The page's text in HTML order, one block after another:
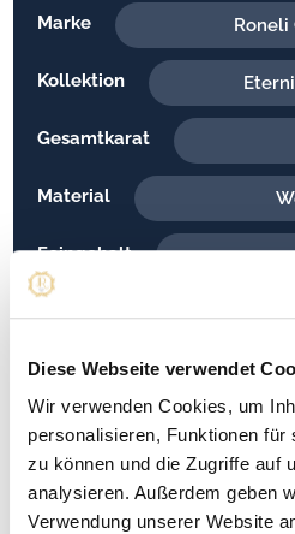
Diese Webseite verwendet
Wir verwenden Cookies, um
personalisieren, Funktionen für
zu können und die Zugriffe auf
analysieren. Außerdem geben
Verwendung unserer Website
Marke Roneli
Kollektion
Gesamtkarat
Material
Feingehalt
Steinfarbe G -
Steinqualität
Edelsteinfarbe